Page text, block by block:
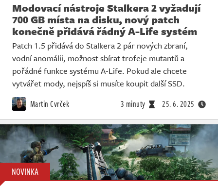
Modovací nástroje Stalkera 2 vyžadují
700 GB místa na disku, nový patch
konečně přidává řádný A-Life systém
Patch 1.5 přidává do Stalkera 2 pár nových zbraní,
vodní anomálii, možnost sbírat trofeje mutantů a
pořádné funkce systému A-Life. Pokud ale chcete
vytvářet mody, nejspíš si musíte koupit další SSD.
Martin Cvrček 3 minuty 25. 6. 2025
NOVINKA